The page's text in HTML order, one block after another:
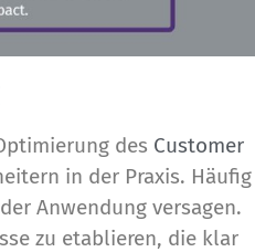
des Customer
in der Praxis. Häufig
Anwendung versagen.
zu etablieren, die klar